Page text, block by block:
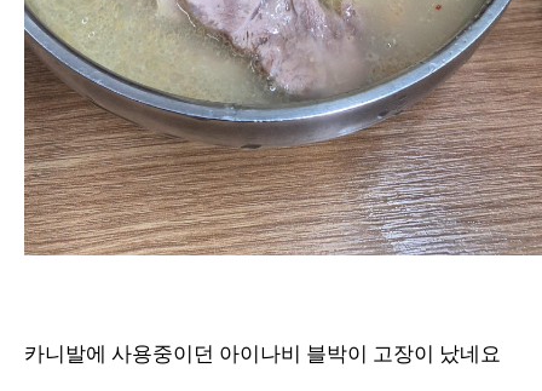
카니발에 사용중이던 아이나비 블박이 고장이 났네요